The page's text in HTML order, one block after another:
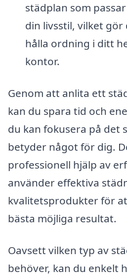
städplan som
din livsstil, vilket
hålla ordning i ditt
kontor.
Genom att anlita ett
kan du spara tid och
du kan fokusera på det
betyder något för dig.
professionell hjälp av
använder effektiva
kvalitetsprodukter för
bästa möjliga resultat.
Oavsett vilken typ av
behöver, kan du enkelt